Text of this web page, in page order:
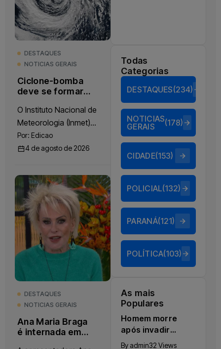
DESTAQUES
NOTICIAS GERAIS
Ciclone-bomba
deve se formar
nos próximos
dias, alerta o
Inmet
O Instituto Nacional de
Meteorologia (Inmet)
informou nesta terça-
feira, 4, que
formação de um
sistema de...
Por: Edicao
4 de agosto de 2026
DESTAQUES
NOTICIAS GERAIS
Ana Maria Braga
é internada em
Todas
Categorias
DESTAQUES(234)
NOTICIAS
GERAIS
(178)
CIDADE(153)
POLICIAL(132)
PARANÁ(121)
POLÍTICA(103)
As mais
Populares
Homem morre
após invadir
residência e ser
By admin32 Views